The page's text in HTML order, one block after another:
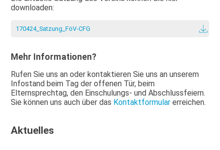
downloaden:
170424_Satzung_FöV-CFG
Mehr Informationen?
Rufen Sie uns an oder kontaktieren Sie uns an unserem
Infostand beim Tag der offenen Tür, beim
Elternsprechtag, den Einschulungs- und Abschlussfeiern.
Sie können uns auch über das Kontaktformularerreichen.
Aktuelles